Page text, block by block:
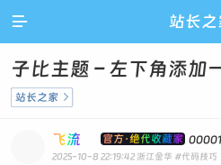
 站长之
子比主题 – 左下角添加
站长之家 
飞流 官方·绝代收藏家 00001
2025-10-8 22:19:42 浙江金华 #代码技巧